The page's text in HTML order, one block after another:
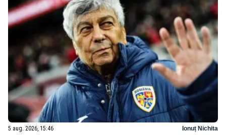
5 aug. 2026, 15:46 Ionuț Nichita